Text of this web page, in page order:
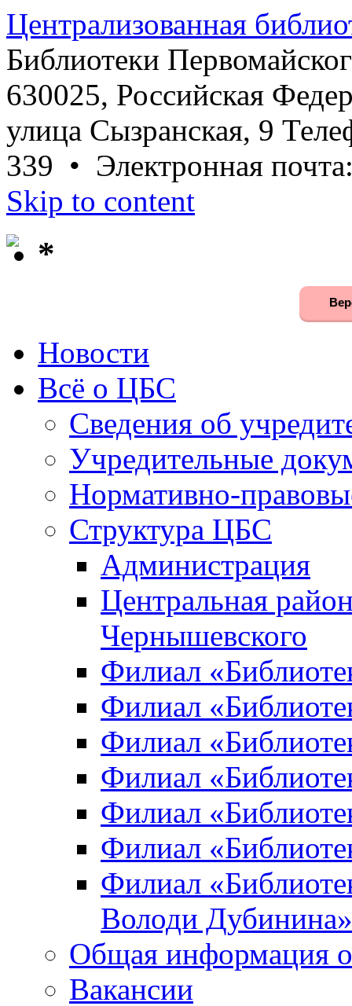
Централизованная
Библиотеки
630025, Российская
улица Сызранская, 9
339 • Электронная
Skip to content
*
Новости
Всё о ЦБС
Сведения об
Учредительные
Нормативно-
Структура ЦБС
Администрация
Центральная
Чернышевского
Филиал
Филиал
Филиал
Филиал
Филиал
Филиал
Филиал
Володи Дубинина»
Общая информация
Вакансии